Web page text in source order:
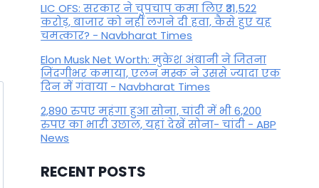
LIC OFS: सरकार ने चुपचाप कमा लिए ₹31,522
करोड़, बाजार को नहीं लगने दी हवा, कैसे हुए यह
चमत्कार? - Navbharat Times
Elon Musk Net Worth: मुकेश अंबानी ने जितना
जिंदगीभर कमाया, एलन मस्क ने उससे ज्यादा एक
दिन में गंवाया - Navbharat Times
2,890 रुपए महंगा हुआ सोना, चांदी में भी 6,200
रुपए का भारी उछाल, यहां देखें सोना- चांदी - ABP
News
RECENT POSTS